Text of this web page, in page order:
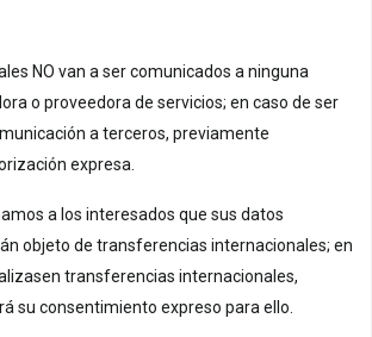
NO van a ser comunicados a ninguna
o proveedora de servicios; en caso de ser
a terceros, previamente
expresa.
a los interesados que sus datos
objeto de transferencias internacionales; en
transferencias internacionales,
su consentimiento expreso para ello.